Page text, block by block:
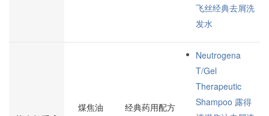
飞丝经典去屑洗
发水
煤焦油
经典药用配方
Neutrogena
T/Gel
Therapeutic
Shampoo 露得